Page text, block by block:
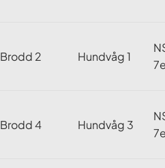
Brodd 2 Hundvåg 1
Brodd 4 Hundvåg 3